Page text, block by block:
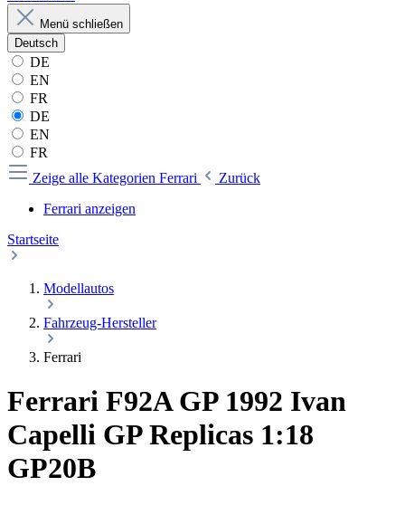
Menü schließen
Deutsch
DE
EN
FR
DE
EN
FR
Zeige alle Kategorien Ferrari
Zurück
Ferrari anzeigen
Startseite
Modellautos
Fahrzeug-Hersteller
Ferrari
Ferrari F92A GP 1992 Ivan
Capelli GP Replicas 1:18
GP20B